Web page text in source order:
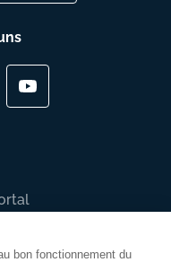
bon fonctionnement du